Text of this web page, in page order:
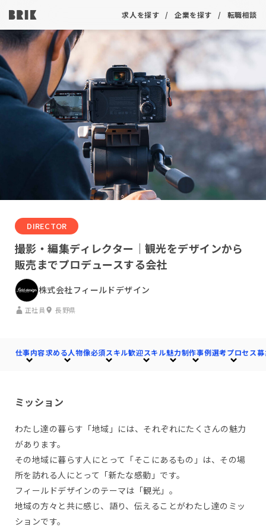
求人を探す 企業を探す 転職相談
DIRECTOR
撮影・編集ディレクター｜観光をデザインから
販売までプロデュースする会社
株式会社フィールドデザイン
正社員 長野県
仕事内容求める人物像必須スキル歓迎スキル魅力制作事例選考プロセス
ミッション
わたし達の暮らす「地域」には、それぞれにたくさんの魅力
があります。
その地域に暮らす人にとって「そこにあるもの」は、その場
所を訪れる人にとって「新たな感動」です。
フィールドデザインのテーマは「観光」。
地域の方々と共に感じ、語り、伝えることがわたし達のミッ
ションです。